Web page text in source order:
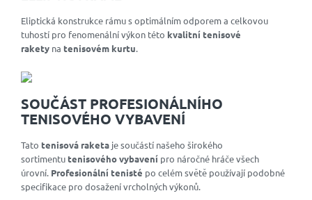
Eliptická konstrukce rámu s optimálním odporem a celkovou
tuhostí pro fenomenální výkon této kvalitní tenisové
rakety na tenisovém kurtu.
SOUČÁST PROFESIONÁLNÍHO
TENISOVÉHO VYBAVENÍ
Tato tenisová raketa je součástí našeho širokého
sortimentutenisového vybavení pro náročné hráče všech
úrovní. Profesionální tenisté po celém světě používají podobné
specifikace pro dosažení vrcholných výkonů.